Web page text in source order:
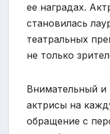
ее наградах.
становилась
театральных
не только
Внимательный и
актрисы на
обращение с